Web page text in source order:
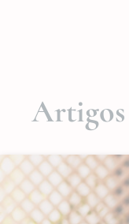
Artigos